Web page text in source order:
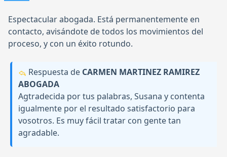
Espectacular abogada. Está permanentemente en
contacto, avisándote de todos los movimientos del
proceso, y con un éxito rotundo.
Respuesta de CARMEN MARTINEZ RAMIREZ
ABOGADA
Agtradecida por tus palabras, Susana y contenta
igualmente por el resultado satisfactorio para
vosotros. Es muy fácil tratar con gente tan
agradable.